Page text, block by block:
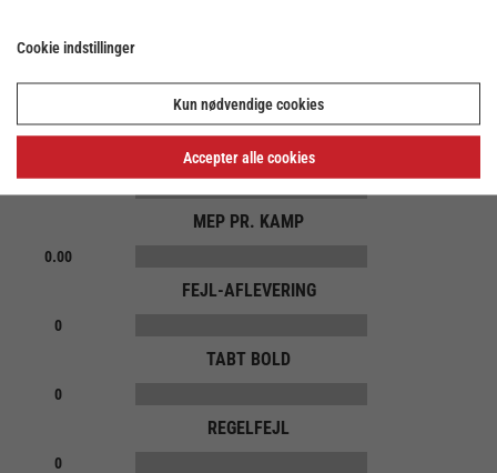
0.36
RØDT KORT.
MEP
MEP PR. KAMP
0.00
FEJL-AFLEVERING
0
TABT BOLD
0
REGELFEJL
0
Cookie indstillinger
Kun nødvendige cookies
Accepter alle cookies